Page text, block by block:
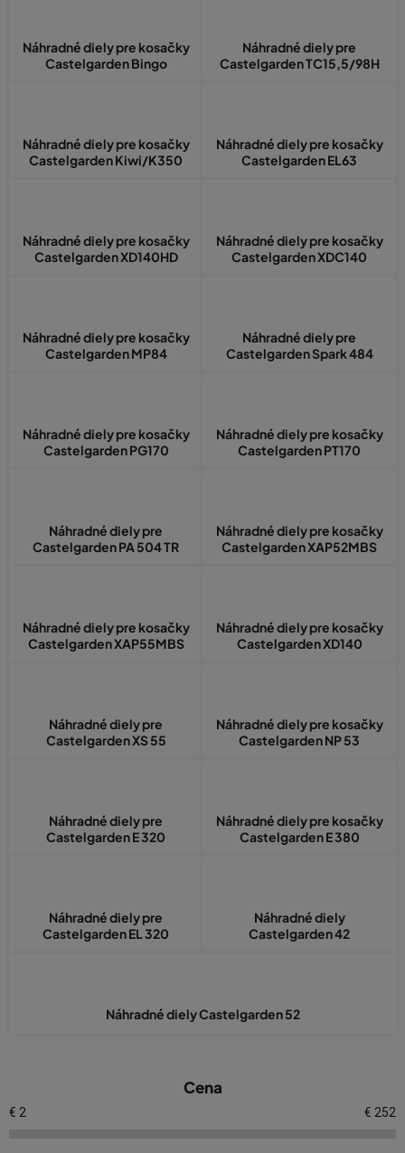
Náhradné diely pre kosačky
Castelgarden Bingo
Náhradné diely pre
Castelgarden TC15,5/98H
Náhradné diely pre kosačky
Castelgarden Kiwi/K350
Náhradné diely pre kosačky
Castelgarden EL63
Náhradné diely pre kosačky
Castelgarden XD140HD
Náhradné diely pre kosačky
Castelgarden XDC140
Náhradné diely pre kosačky
Castelgarden MP84
Náhradné diely pre
Castelgarden Spark 484
Náhradné diely pre kosačky
Castelgarden PG170
Náhradné diely pre kosačky
Castelgarden PT170
Náhradné diely pre
Castelgarden PA 504 TR
Náhradné diely pre kosačky
Castelgarden XAP52MBS
Náhradné diely pre kosačky
Castelgarden XAP55MBS
Náhradné diely pre kosačky
Castelgarden XD140
Náhradné diely pre
Castelgarden XS 55
Náhradné diely pre kosačky
Castelgarden NP 53
Náhradné diely pre
Castelgarden E 320
Náhradné diely pre kosačky
Castelgarden E 380
Náhradné diely pre
Castelgarden EL 320
Náhradné diely
Castelgarden 42
Náhradné diely Castelgarden 52
Cena
€ 2 € 252
p